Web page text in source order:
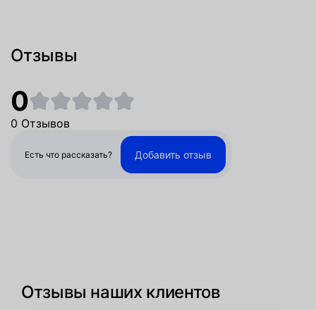
Отзывы
0
0 Отзывов
Есть что рассказать? Добавить отзыв
Отзывы наших клиентов